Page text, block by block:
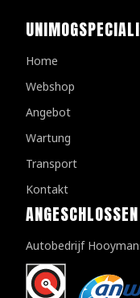
Home
Webshop
Angebot
Wartung
Transport
Kontakt
Autobedrijf